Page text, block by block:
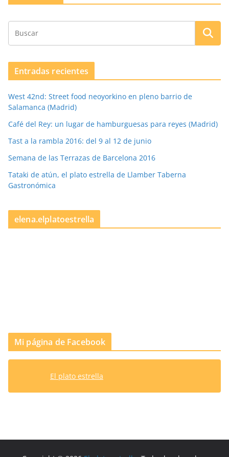
Entradas recientes
West 42nd: Street food neoyorkino en pleno barrio de
Salamanca (Madrid)
Café del Rey: un lugar de hamburguesas para reyes (Madrid)
Tast a la rambla 2016: del 9 al 12 de junio
Semana de las Terrazas de Barcelona 2016
Tataki de atún, el plato estrella de Llamber Taberna
Gastronómica
elena.elplatoestrella
Mi página de Facebook
El plato estrella